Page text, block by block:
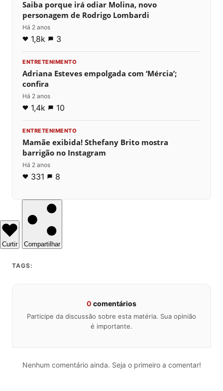
Saiba porque irá odiar Molina, novo
personagem de Rodrigo Lombardi
Há 2 anos
1,8k 3
ENTRETENIMENTO
Adriana Esteves empolgada com ‘Mércia’;
confira
Há 2 anos
1,4k 10
ENTRETENIMENTO
Mamãe exibida! Sthefany Brito mostra
barrigão no Instagram
Há 2 anos
331 8
Curtir Compartilhar
TAGS:
0 comentários
Participe da discussão sobre esta matéria. Sua opinião
é importante.
Nenhum comentário ainda. Seja o primeiro a comentar!